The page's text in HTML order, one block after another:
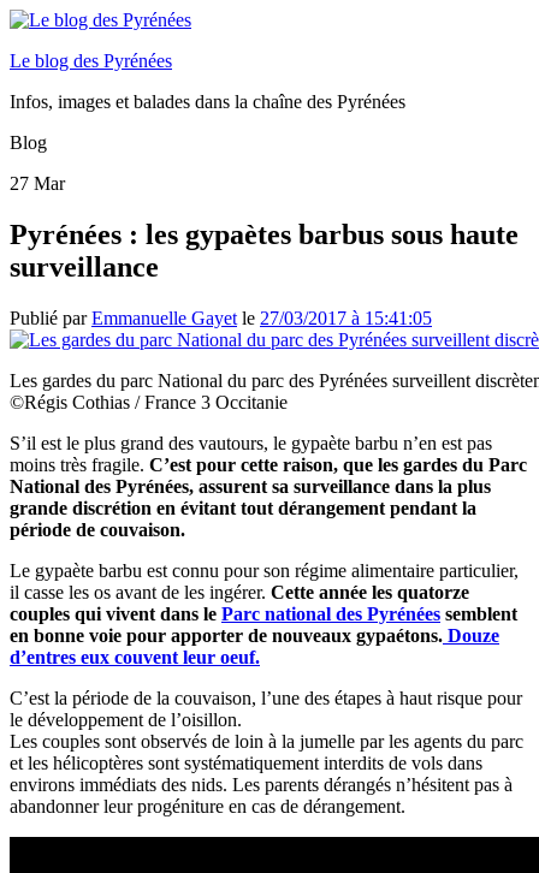
Le blog des Pyrénées
Infos, images et balades dans la chaîne des Pyrénées
Blog
27 Mar
Pyrénées : les gypaètes barbus sous haute
surveillance
Publié parEmmanuelle Gayet le 27/03/2017 à 15:41:05
Les gardes du parc National du parc des Pyrénées surveillent
©Régis Cothias / France 3 Occitanie
S’il est le plus grand des vautours, le gypaète barbu n’en est pas
moins très fragile. C’est pour cette raison, que les gardes du Parc
National des Pyrénées, assurent sa surveillance dans la plus
grande discrétion en évitant tout dérangement pendant la
période de couvaison.
Le gypaète barbu est connu pour son régime alimentaire particulier,
il casse les os avant de les ingérer. Cette année les quatorze
couples qui vivent dans le Parc national des Pyrénées semblent
en bonne voie pour apporter de nouveaux gypaétons. Douze
d’entres eux couvent leur oeuf.
C’est la période de la couvaison, l’une des étapes à haut risque pour
le développement de l’oisillon.
Les couples sont observés de loin à la jumelle par les agents du parc
et les hélicoptères sont systématiquement interdits de vols dans
environs immédiats des nids. Les parents dérangés n’hésitent pas à
abandonner leur progéniture en cas de dérangement.